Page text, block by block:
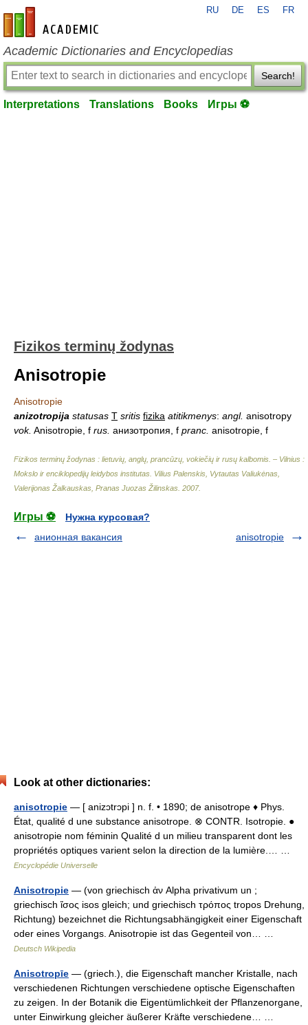
en-academic.com
RU DE ES FR
Academic Dictionaries and Encyclopedias
Search!
Interpretations Translations Books Игры ⚽
Fizikos terminų žodynas
Anisotropie
Anisotropie
anizotropija statusas T sritis fizika atitikmenys: angl. anisotropy
vok. Anisotropie, f rus. анизотропия, f pranc. anisotropie, f
Fizikos terminų žodynas : lietuvių, anglų, prancūzų, vokiečių ir rusų kalbomis. – Vilnius :
Mokslo ir enciklopedijų leidybos institutas Vilius Palenskis, Vytautas Valiukėnas,
Valerijonas Žalkauskas, Pranas Juozas Žilinskas 2007.
Игры ⚽
Нужна курсовая?
анионная вакансия
anisotropie
Look at other dictionaries:
anisotropie — [ anizɔtrɔpi ] n. f. • 1890; de anisotrope ♦ Phys.
État, qualité d une substance anisotrope. ⊗ CONTR. Isotropie. ●
anisotropie nom féminin Qualité d un milieu transparent dont les
propriétés optiques varient selon la direction de la lumière.… …
Encyclopédie Universelle
Anisotropie — (von griechisch ἀν Alpha privativum un ;
griechisch ἴσος isos gleich; und griechisch τρόπος tropos Drehung,
Richtung) bezeichnet die Richtungsabhängigkeit einer Eigenschaft
oder eines Vorgangs. Anisotropie ist das Gegenteil von… …
Deutsch Wikipedia
Anisotropīe — (griech.), die Eigenschaft mancher Kristalle, nach
verschiedenen Richtungen verschiedene optische Eigenschaften
zu zeigen. In der Botanik die Eigentümlichkeit der Pflanzenorgane,
unter Einwirkung gleicher äußerer Kräfte verschiedene… …